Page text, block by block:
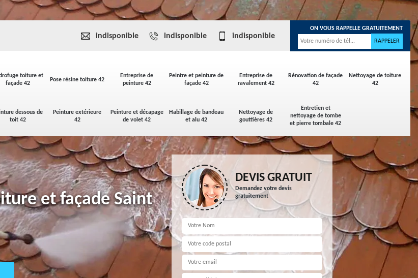
toiture et
façade 42
Pose résine toiture 42
Entreprise de
peinture 42
Peintre et peinture de
façade 42
Entreprise de
ravalement 42
Rénovation de façade
42
Nettoyage de toiture
42
dessous de
toit 42
Peinture extérieure
42
Peinture et décapage
de volet 42
Habillage de bandeau
et alu 42
Nettoyage de
gouttières 42
Entretien et
nettoyage de tombe
et pierre tombale 42
indisponible indisponible indisponible
ON VOUS RAPPELLE GRATUITEMENT
et façade Saint
DEVIS GRATUIT
Demandez votre devis
gratuitement